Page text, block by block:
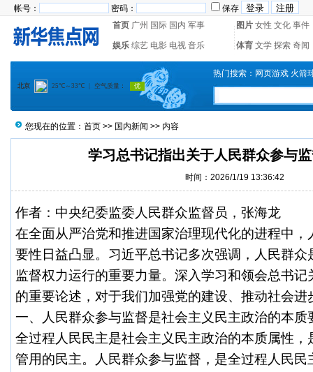
帐号： 密码：
保存
首页 广州 国际 国内 军事 图片 女性 文化 事件
娱乐 综艺 电影 电视 音乐 体育 文学 探索 奇闻
热门搜索： 网页游戏 火箭
您现在的位置： 首页 >> 国内新闻 >> 内容
学习总书记指出关于人民群众参与
时间：2026/1/19 13:36:42
作者：中央纪委监委人民群众监督员，张海龙
在全面从严治党和推进国家治理现代化的进程中，
要性日益凸显。习近平总书记多次强调，人民群众
监督权力运行的重要力量。深入学习和领会总书
的重要论述，对于我们加强党的建设、推动社会
一、人民群众参与监督是社会主义民主政治的本
全过程人民民主是社会主义民主政治的本质属性，
管用的民主。人民群众参与监督，是全过程人民民